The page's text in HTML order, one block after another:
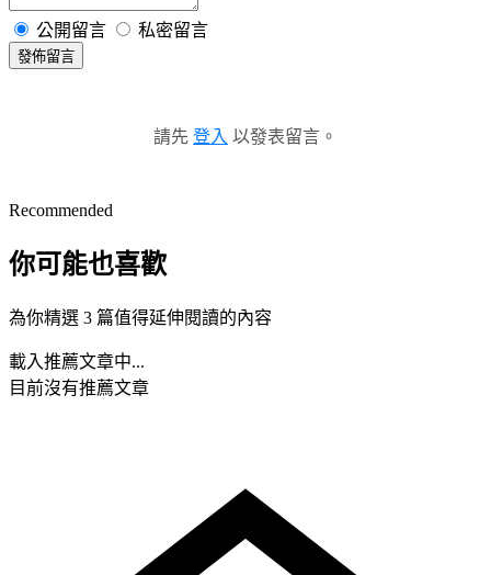
公開留言 私密留言
發佈留言
請先 登入 以發表留言。
Recommended
你可能也喜歡
為你精選 3 篇值得延伸閱讀的內容
載入推薦文章中...
目前沒有推薦文章